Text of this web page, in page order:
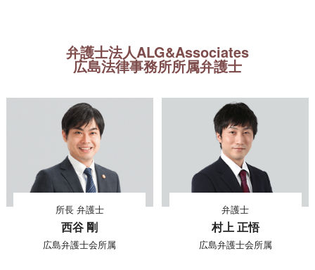
弁護士法人ALG&Associates
広島法律事務所所属弁護士
所長 弁護士
西谷 剛
広島弁護士会所属
弁護士
村上 正悟
広島弁護士会所属